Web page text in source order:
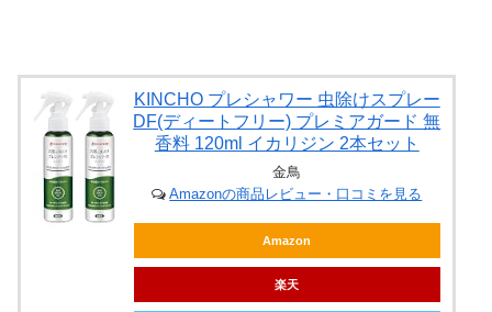
KINCHO プレシャワー 虫除けスプレー
DF(ディートフリー) プレミアガード 無
香料 120ml イカリジン 2本セット
金鳥
Amazonの商品レビュー・口コミを見る
Amazon
楽天